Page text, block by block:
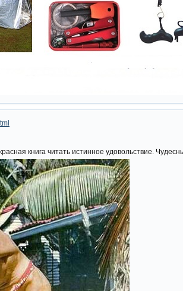
книга читать истинное удовольствие.